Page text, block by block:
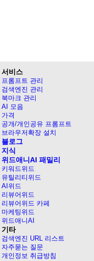
서비스
프롬프트 관리
검색엔진 관리
북마크 관리
AI 모음
가격
공개/개인공유 프롬프트
브라우저확장 설치
블로그
지식
위드애니AI 패밀리
키워드위드
유틸리티위드
AI위드
리뷰어위드
리뷰어위드 카페
마케팅위드
위드애니AI
기타
검색엔진 URL 리스트
자주묻는 질문
개인정보 취급방침